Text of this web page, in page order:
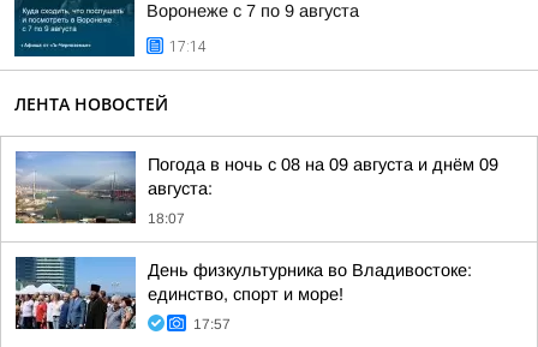
Воронеже с 7 по 9 августа
17:14
ЛЕНТА НОВОСТЕЙ
Погода в ночь с 08 на 09 августа и днём 09
августа:
18:07
День физкультурника во Владивостоке:
единство, спорт и море!
17:57